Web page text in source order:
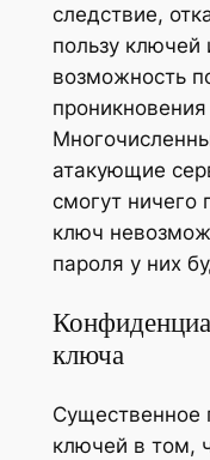
следствие,
пользу
возможность
атакующие
смогут ничего
ключ
пароля у них
ключа
Существенное
ключей в том,